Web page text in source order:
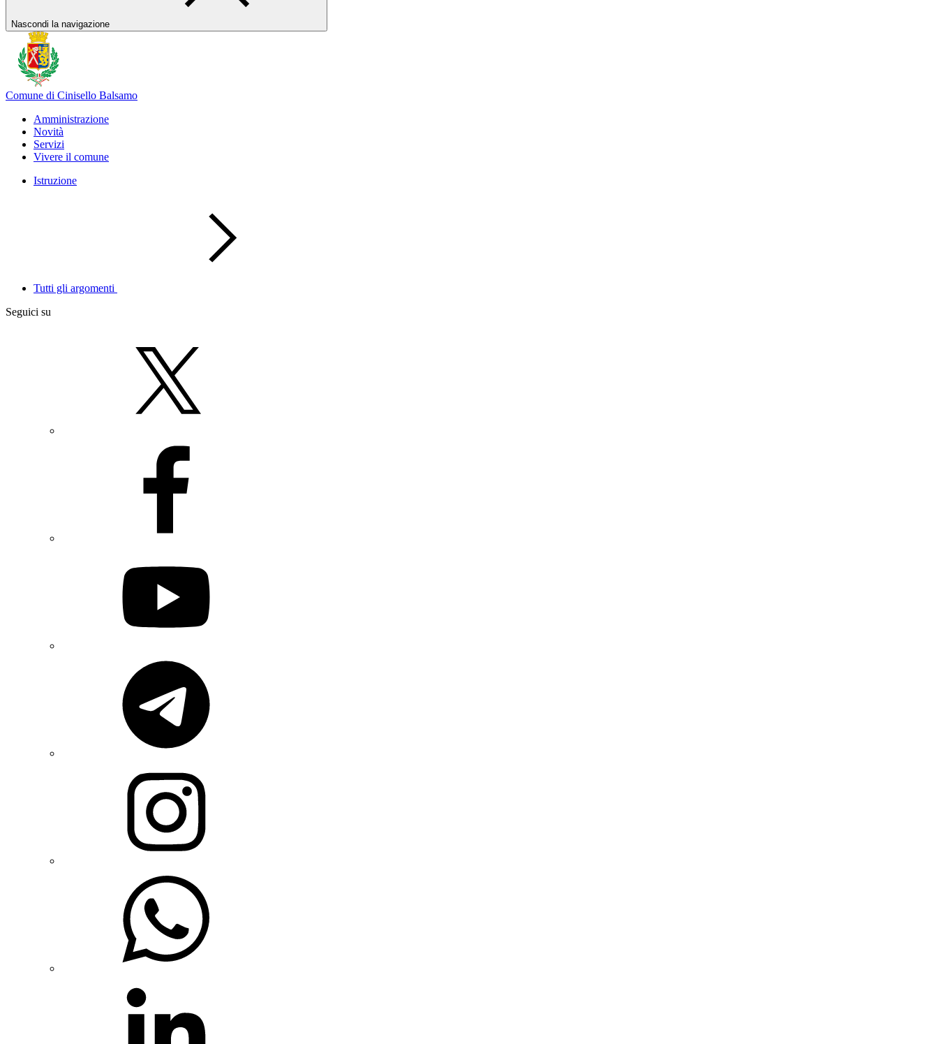
Nascondi la navigazione
Comune di Cinisello Balsamo
Amministrazione
Novità
Servizi
Vivere il comune
Istruzione
Tutti gli argomenti
Seguici su